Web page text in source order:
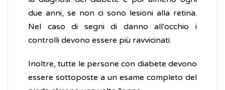
due anni, se non ci sono lesioni alla retina.
Nel caso di segni di danno all'occhio i
controlli devono essere più ravvicinati.
Inoltre, tutte le persone con diabete devono
essere sottoposte a un esame completo del